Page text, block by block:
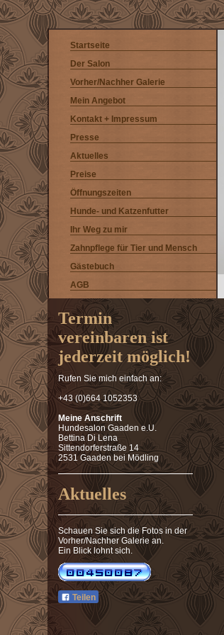
Startseite
Der Salon
Vorher/Nachher Galerie
Mein Angebot
Kontakt + Impressum
Presse
Aktuelles
Preise
Öffnungszeiten
Hunde- und Katzenfutter
Ihr Weg zu mir
Zahnpflege für Tier und Mensch
Gästebuch
AGB
Termin
vereinbaren ist
jederzeit möglich!
Rufen Sie mich einfach an:
+43 (0)664 1052353
Meine Anschrift
Hundesalon Gaaden e.U.
Bettina Di Lena
Sittendorferstraße 14
2531 Gaaden bei Mödling
Aktuelles
Schauen Sie sich die Fotos in der
Vorher/Nachher Galerie an.
Ein Blick lohnt sich.
Teilen